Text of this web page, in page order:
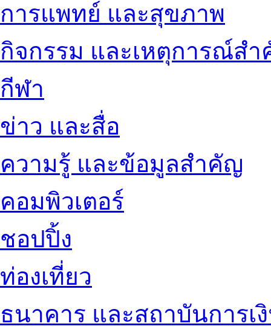
การแพทย์ และสุขภาพ
กิจกรรม และเหตุการณ์ส
กีฬา
ข่าว และสื่อ
ความรู้ และข้อมูลสำคัญ
คอมพิวเตอร์
ชอปปิ้ง
ท่องเที่ยว
ธนาคาร และสถาบันการเ